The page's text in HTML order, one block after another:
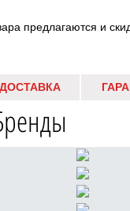
предлагаются и
ДОСТАВКА